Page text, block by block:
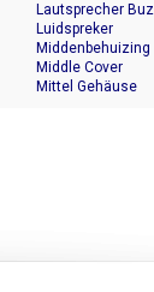
Lautsprecher
Luidspreker
Middenbehuizing
Middle Cover
Mittel Gehäuse